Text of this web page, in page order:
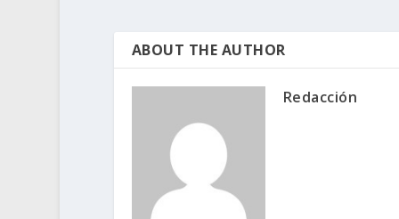
ABOUT THE AUTHOR
Redacción